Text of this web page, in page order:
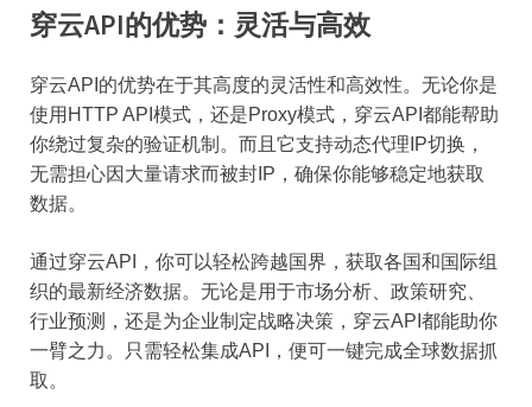
穿云API的优势：灵活与高效
穿云API的优势在于其高度的灵活性和高效性。无论你是
使用HTTP API模式，还是Proxy模式，穿云API都能帮助
你绕过复杂的验证机制。而且它支持动态代理IP切换，
无需担心因大量请求而被封IP，确保你能够稳定地获取
数据。
通过穿云API，你可以轻松跨越国界，获取各国和国际组
织的最新经济数据。无论是用于市场分析、政策研究、
行业预测，还是为企业制定战略决策，穿云API都能助你
一臂之力。只需轻松集成API，便可一键完成全球数据抓
取。